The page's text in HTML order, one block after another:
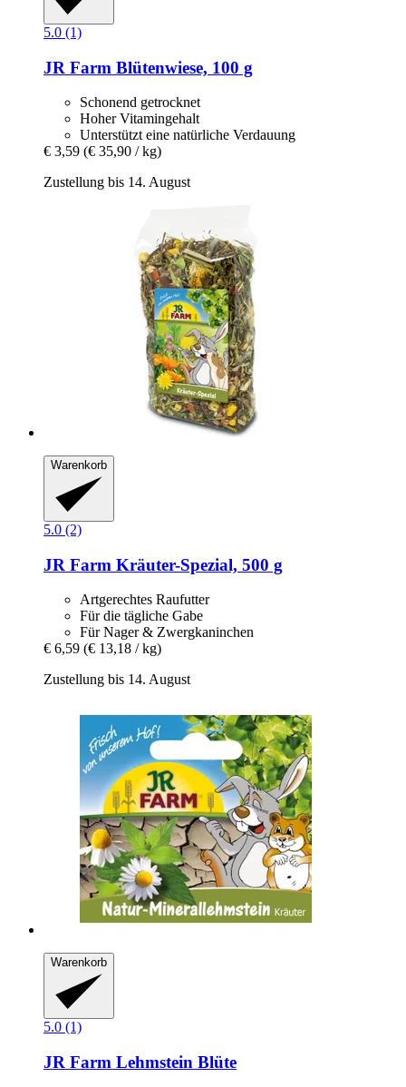
5.0 (1)
JR Farm Blütenwiese, 100 g
Schonend getrocknet
Hoher Vitamingehalt
Unterstützt eine natürliche Verdauung
€ 3,59 (€ 35,90 / kg)
Zustellung bis 14. August
Warenkorb
5.0 (2)
JR Farm Kräuter-​Spezial, 500 g
Artgerechtes Raufutter
Für die tägliche Gabe
Für Nager & Zwergkaninchen
€ 6,59 (€ 13,18 / kg)
Zustellung bis 14. August
Warenkorb
5.0 (1)
JR Farm Lehmstein Blüte